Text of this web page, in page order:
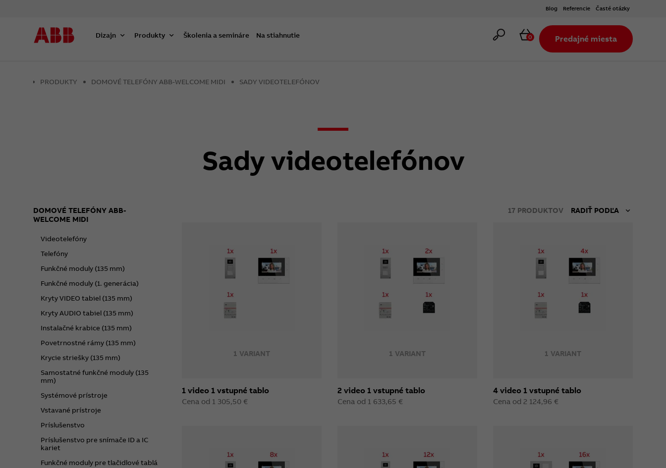
Blog Referencie Časté otázky
Dizajn Produkty Školenia a semináre Na stiahnutie Hľadať Košík
0 Predajné miesta
PRODUKTY DOMOVÉ TELEFÓNY ABB-WELCOME MIDI SADY VIDEOTELEFÓNOV
Sady videotelefónov
DOMOVÉ TELEFÓNY ABB-
WELCOME MIDI
Videotelefóny
Telefóny
Funkčné moduly (135 mm)
Funkčné moduly (1. generácia)
Kryty VIDEO tabiel (135 mm)
Kryty AUDIO tabiel (135 mm)
Instalačné krabice (135 mm)
Povetrnostné rámy (135 mm)
Krycie striešky (135 mm)
Samostatné funkčné moduly (135
mm)
Systémové prístroje
Vstavané prístroje
Príslušenstvo
Príslušenstvo pre snímače ID a IC
kariet
Funkčné moduly pre tlačidlové tablá
17PRODUKTOV RADIŤ PODĽA
1 VARIANT
1 video 1 vstupné tablo
Cena od 1 305,50 €
1 VARIANT
2 video 1 vstupné tablo
Cena od 1 633,65 €
1 VARIANT
4 video 1 vstupné tablo
Cena od 2 124,96 €